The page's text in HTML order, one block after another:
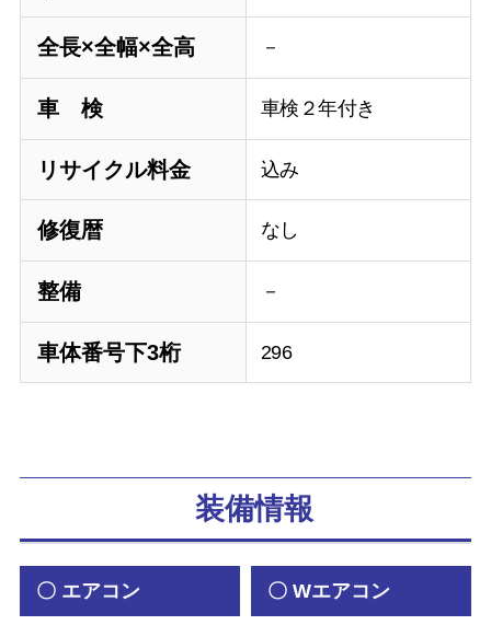
全長×全幅×全高 －
車 検 車検２年付き
リサイクル料金 込み
修復暦 なし
整備 －
車体番号下3桁 296
装備情報
〇 エアコン 〇 Wエアコン